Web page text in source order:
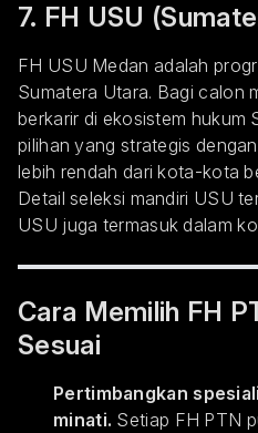
7. FH USU
FH USU Medan adalah
Sumatera Utara. Bagi calon
berkarir di ekosistem hukum
pilihan yang strategis
lebih rendah dari kota-kota
Detail seleksi mandiri USU
USU juga termasuk dalam
Cara Memilih FH
Sesuai
Pertimbangkan
minati. Setiap FH PTN